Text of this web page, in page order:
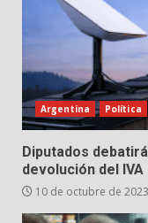
Argentina Política
Diputados
devolución del IVA
10 de octubre de 2023